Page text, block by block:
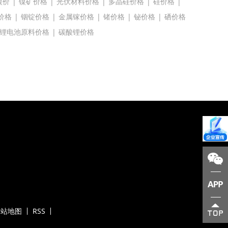
格 | 铟锭价格 | 金属镓价格 | 锗价格 | 铋价格 | 硒价格
锂电池原料价格 | 碳酸锂价格
地图 RSS